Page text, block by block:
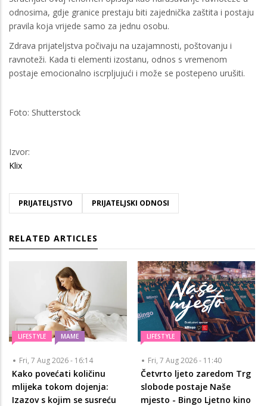
odnosima, gdje granice prestaju biti zajednička zaštita i postaju
pravila koja vrijede samo za jednu osobu.
Zdrava prijateljstva počivaju na uzajamnosti, poštovanju i
ravnoteži. Kada ti elementi izostanu, odnos s vremenom
postaje emocionalno iscrpljujući i može se postepeno urušiti.
Foto: Shutterstock
Izvor:
Klix
PRIJATELJSTVO PRIJATELJSKI ODNOSI
RELATED ARTICLES
LIFESTYLE MAME
Fri, 7 Aug 2026 - 16:14
Kako povećati količinu
mlijeka tokom dojenja:
Izazov s kojim se susreću
LIFESTYLE
Fri, 7 Aug 2026 - 11:40
Četvrto ljeto zaredom Trg
slobode postaje Naše
mjesto - Bingo Ljetno kino